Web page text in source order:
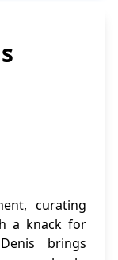
curating
a knack for
brings